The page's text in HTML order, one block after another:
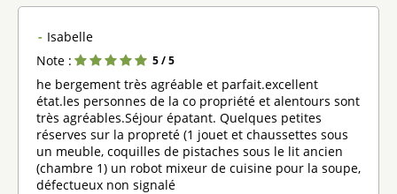
Isabelle
Note :
5 / 5
he bergement très agréable et parfait.excellent
état.les personnes de la co propriété et alentours sont
très agréables.Séjour épatant. Quelques petites
réserves sur la propreté (1 jouet et chaussettes sous
un meuble, coquilles de pistaches sous le lit ancien
(chambre 1) un robot mixeur de cuisine pour la soupe,
défectueux non signalé